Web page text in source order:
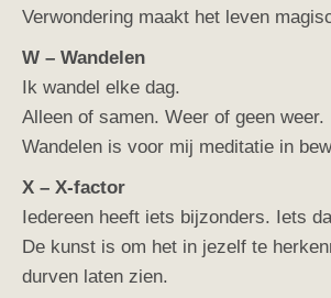
Verwondering maakt het leven
W – Wandelen
Ik wandel elke dag.
Alleen of samen. Weer of geen weer.
Wandelen is voor mij meditatie in
X – X-factor
Iedereen heeft iets bijzonders. Iets
De kunst is om het in jezelf te
durven laten zien.